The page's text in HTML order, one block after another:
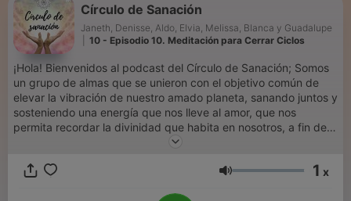
Círculo de Sanación
Janeth, Denisse, Aldo, Elvia, Melissa, Blanca y Guadalupe
10 - Episodio 10. Meditación para Cerrar Ciclos
¡Hola! Bienvenidos al podcast del Círculo de Sanación; Somos
un grupo de almas que se unieron con el objetivo común de
elevar la vibración de nuestro amado planeta, sanando juntos y
sosteniendo una energía que nos lleve al amor, que nos
permita recordar la divinidad que habita en nosotros, a fin de
reconectarnos con nuestra verdadera esencia. Estamos aquí
Denisse Ramos, Aldo González, Elvia Moreno, Melissa
Volumen 1 x